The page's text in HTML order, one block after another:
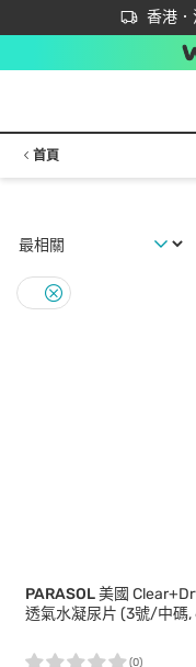
香港
立即成
首次APP下
首頁
PARASOL美國
透氣水凝尿片 (3號/中碼,
(0)